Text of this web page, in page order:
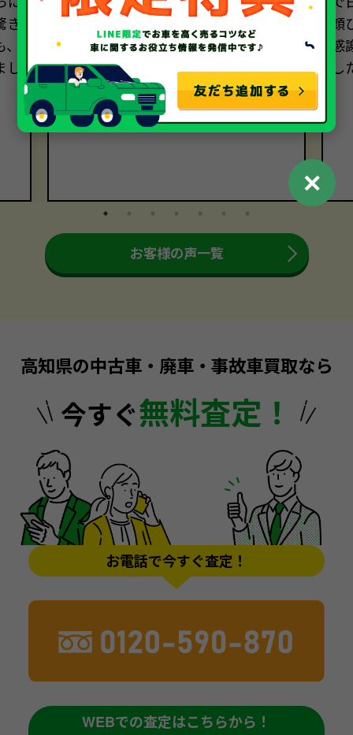
寧でした。おかげさまで、売却に関
する全ての過程において大満足です。
本当にありがとうございました。
し
お客様の声一覧
高知県の中古車・廃車・事故車買取なら
今すぐ無料査定！
お電話で今すぐ査定！
WEBでの査定はこちらから！
✕